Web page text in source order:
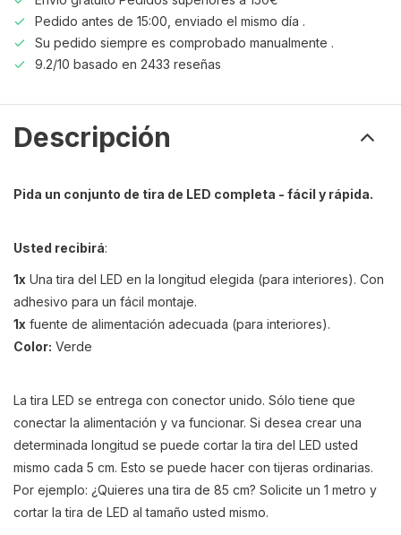
Pedido antes de 15:00, enviado el mismo día .
Su pedido siempre es comprobado manualmente .
9.2/10 basado en 2433 reseñas
Descripción
Pida un conjunto de tira de LED completa - fácil y rápida.
Usted recibirá:
1x Una tira del LED en la longitud elegida (para interiores). Con
adhesivo para un fácil montaje.
1x fuente de alimentación adecuada (para interiores).
Color: Verde
La tira LED se entrega con conector unido. Sólo tiene que
conectar la alimentación y va funcionar. Si desea crear una
determinada longitud se puede cortar la tira del LED usted
mismo cada 5 cm. Esto se puede hacer con tijeras ordinarias.
Por ejemplo: ¿Quieres una tira de 85 cm? Solicite un 1 metro y
cortar la tira de LED al tamaño usted mismo.